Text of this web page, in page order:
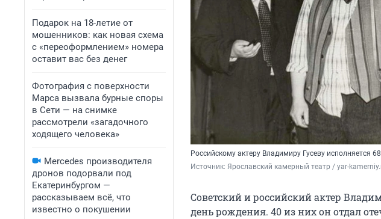
Подарок на 18-летие от
мошенников: как новая схема
с «переоформлением» номера
оставит вас без денег
Фотография с поверхности
Марса вызвала бурные споры
в Сети — на снимке
рассмотрели «загадочного
ходящего человека»
Mercedes производителя
дронов подорвали под
Екатеринбургом —
рассказываем всё, что
известно о покушении
Российскому актеру Владимиру Гусеву исполняется
Источник: Ярославский камерный театр / yar-
Советский и российский актер
день рождения. 40 из них он отдал